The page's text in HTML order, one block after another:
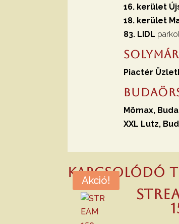
16. kerület
18. kerület
83. LIDL
Solymár
Piactér
Mömax,
XXL Lutz,
Kapcsolódó
Akció!